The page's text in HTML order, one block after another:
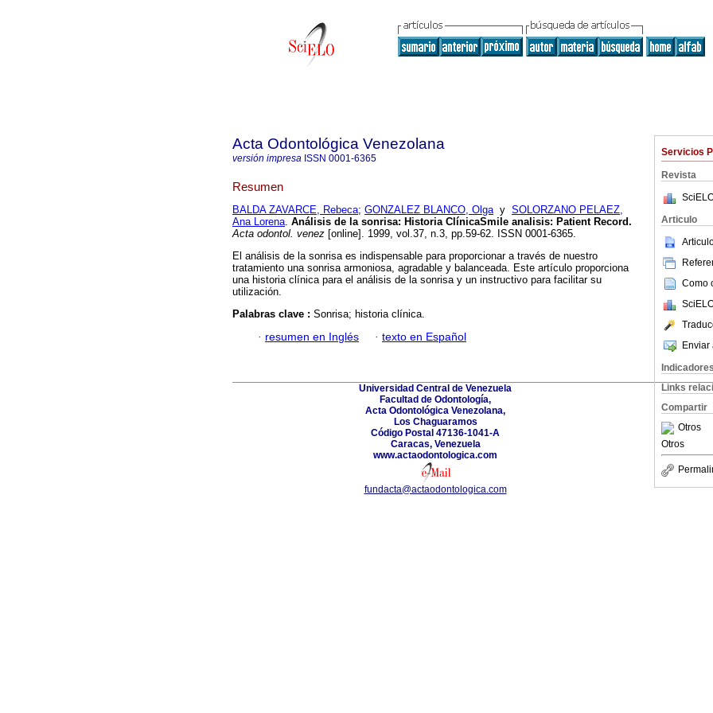
Servicios
Revista
Articulo
Como
Enviar
Indicadores
Links
Compartir
Otros
Otros
Acta Odontológica Venezolana
versión impresa ISSN 0001-6365
Resumen
BALDA ZAVARCE, Rebeca; GONZALEZ BLANCO, Olgay SOLORZANO PELAEZ,
Ana Lorena. Análisis de la sonrisa: Historia ClínicaSmile analisis: Patient Record.
Acta odontol. venez [online]. 1999, vol.37, n.3, pp.59-62. ISSN 0001-6365.
El análisis de la sonrisa es indispensable para proporcionar a través de nuestro
tratamiento una sonrisa armoniosa, agradable y balanceada. Este artículo proporciona
una historia clínica para el análisis de la sonrisa y un instructivo para facilitar su
utilización.
Palabras clave : Sonrisa; historia clínica.
· resumen en Inglés · texto en Español
Universidad Central de Venezuela
Facultad de Odontología,
Acta Odontológica Venezolana,
Los Chaguaramos
Código Postal 47136-1041-A
Caracas, Venezuela
www.actaodontologica.com
fundacta@actaodontologica.com